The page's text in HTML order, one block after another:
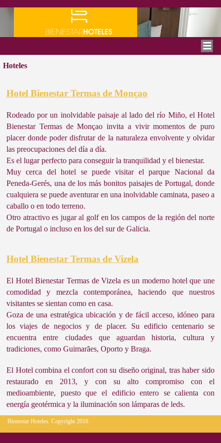
Hoteles
Hotel Bienestar Termas de Monçao
Rodeado por un inolvidable paisaje al lado del río Miño, el Hotel
Bienestar Termas de Monçao invita a vivir momentos de puro
placer donde poder disfrutar de la naturaleza envolvente y olvidar
las preocupaciones del día a día.
Es el lugar perfecto para conseguir la tranquilidad y el bienestar.
Muy cerca del hotel se puede visitar el parque Nacional da
Peneda-Gerés, una de los más bonitos paisajes de Portugal, donde
cualquiera se puede aventurar en una inolvidable caminata, paseo a
caballo o en todo terreno.
Otro atractivo es jugar al golf en los campos de la región del norte
de Portugal o incluso en los del sur de Galicia.
Hotel Bienestar Termas de Vizela
El Hotel Bienestar Termas de Vizela es un moderno hotel que une
comodidad y mezcla contemporánea, haciendo que nuestros
visitantes se sientan como en casa.
Goza de una estratégica ubicación y de fácil acceso, idóneo para
los viajes de negocios y de placer. Su edificio centenario se
encuentra entre ciudades que aguardan historia, cultura y
tradiciones, como Guimarães, Oporto y Braga.
El Hotel combina el confort con su diseño original, tras haber sido
restaurado en 2013, y con su alto compromiso con el
medioambiente, puesto que el edificio entero se calienta con
energía geotérmica y la iluminación son lámparas de leds.
Bienestar Hoteles. Copyright 2016